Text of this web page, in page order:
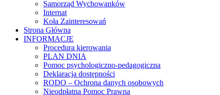
Samorząd Wychowanków
Internat
Koła Zainteresowań
Strona Główna
INFORMACJE
Procedura kierowania
PLAN DNIA
Pomoc psychologiczno-pedagogiczna
Deklaracja dostępności
RODO – Ochrona danych osobowych
Nieodpłatna Pomoc Prawna